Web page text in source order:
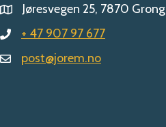
Jøresvegen 25, 7870 Grong
+ 47 907 97 677
post@jorem.no